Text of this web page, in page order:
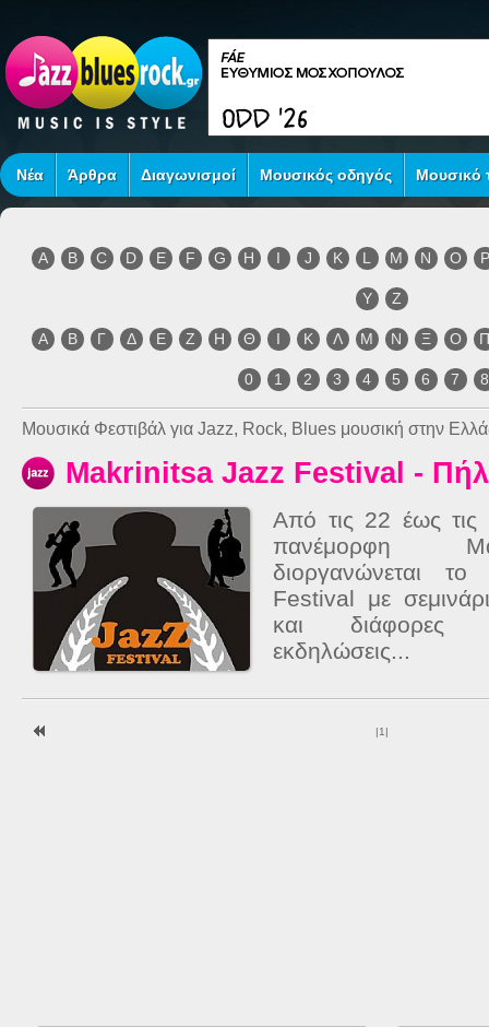
Νέα Άρθρα Διαγωνισμοί Μουσικός οδηγός Μουσικό
A B C D E F G H I J K L M N O P
Y Z
Α Β Γ Δ Ε Ζ Η Θ Ι Κ Λ Μ Ν Ξ Ο
0 1 2 3 4 5 6 7 8
Μουσικά Φεστιβάλ για Jazz, Rock, Blues μουσική στην
Makrinitsa Jazz Festival -
Από τις 22 έως
πανέμορφη
διοργανώνεται
Festival με
και διάφορες
εκδηλώσεις...
|1 |